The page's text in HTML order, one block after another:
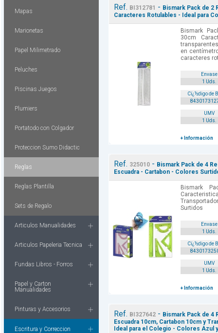
Mapas
Marionetas
Papel Milimetrado
Peluches
Piscinas Juegos
Plumiers
Portatodo con Colgador
Proteccion Sumo Didactic
Reglas
Reglas Plantilla
Sets de Regalo
Articulos Manualidades
Articulos Papeleria Tecnica
Fundas Libros - Forros
Papel y Carton
Manualidades
Pinturas y Accesorios
Escritura y Correccion
Ref. BI312781 - Bismark Pack de 2
Caracteres Rotulables - Ideal para
Bismark
30cm
en
caracteres
Envase
1 Uds.
Cï¿½digo de
UMV
1 Uds.
+ Información
Ref. 325010- Bismark Pack de 4
Escuadra - Cartabon - Colores
Bismark
Surtidos
Envase
1 Uds.
Cï¿½digo de
UMV
1 Uds.
+ Información
Ref. BI327642- Bismark Pack de 4
Escuadra 10cm, Cartabon 10cm y
Ideal para el Colegio - Colores Azul